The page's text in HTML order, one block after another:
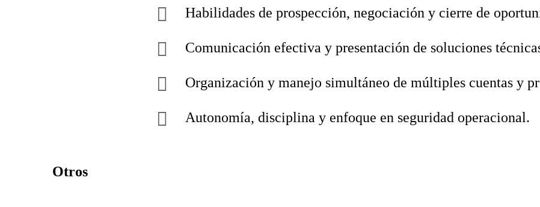
Habilidades de prospección, negociación y cierre de
Comunicación efectiva y presentación de soluciones
Organización y manejo simultáneo de múltiples cuentas y
Autonomía, disciplina y enfoque en seguridad operacional.
Otros